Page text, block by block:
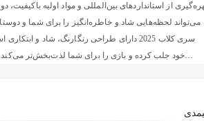
از استانداردهای بین‌المللی و مواد اولیه باکیفیت،
می‌تواند لحظه‌هایی شاد و خاطره‌انگیز را برای شما و
سری کلاب 2025 دارای طراحی رنگارنگ، شاد و
خود جلب کرده و بازی را برای شما لذت‌بخش‌تر